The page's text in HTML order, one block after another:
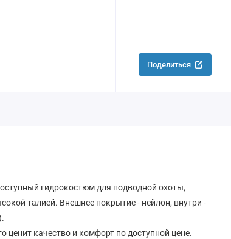
Поделиться
гидрокостюм для подводной охоты,
талией. Внешнее покрытие - нейлон, внутри -
ценит качество и комфорт по доступной цене.